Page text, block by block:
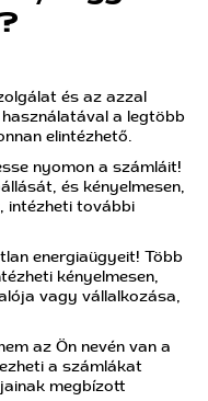
és az azzal
a legtöbb
elintézhető.
nyomon a számláit!
és kényelmesen,
intézheti további
energiaügyeit! Több
kényelmesen,
vagy vállalkozása,
az Ön nevén van a
a számlákat
megbízott